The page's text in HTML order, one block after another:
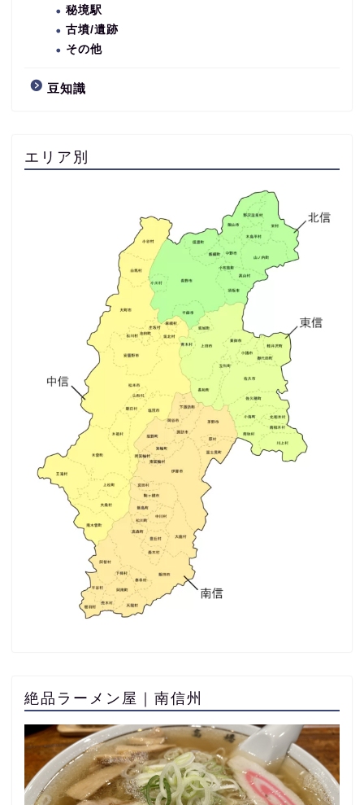
秘境駅
古墳/遺跡
その他
豆知識
エリア別
絶品ラーメン屋｜南信州